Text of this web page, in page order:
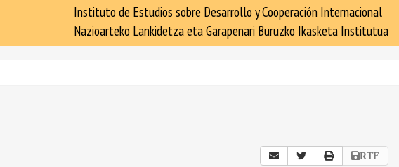
Instituto de Estudios sobre Desarrollo y Cooperación Internacional
Nazioarteko Lankidetza eta Garapenari Buruzko Ikasketa Institutua
RTF